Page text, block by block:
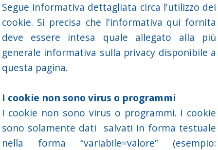
Segue informativa dettagliata circa l'utilizzo dei
cookie. Si precisa che l'informativa qui fornita
deve essere intesa quale allegato alla più
generale informativa sulla privacy disponibile a
questa pagina.
I cookie non sono virus o programmi
I cookie non sono virus o programmi. I cookie
sono solamente dati salvati in forma testuale
nella forma “variabile=valore” (esempio: